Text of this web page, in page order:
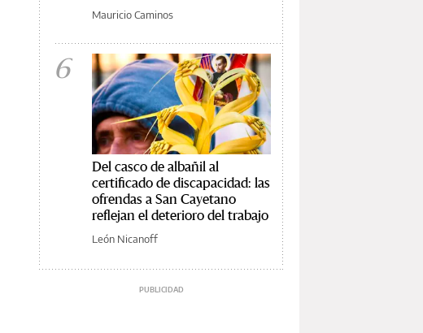
Mauricio Caminos
6
Del casco de albañil al
certificado de discapacidad: las
ofrendas a San Cayetano
reflejan el deterioro del trabajo
León Nicanoff